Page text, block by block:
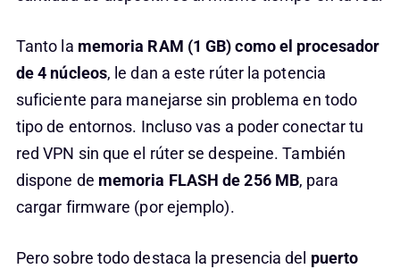
Tanto la memoria RAM (1 GB) como el procesador
de 4 núcleos, le dan a este rúter la potencia
suficiente para manejarse sin problema en todo
tipo de entornos. Incluso vas a poder conectar tu
red VPN sin que el rúter se despeine. También
dispone de memoria FLASH de 256 MB, para
cargar firmware (por ejemplo).
Pero sobre todo destaca la presencia del puerto